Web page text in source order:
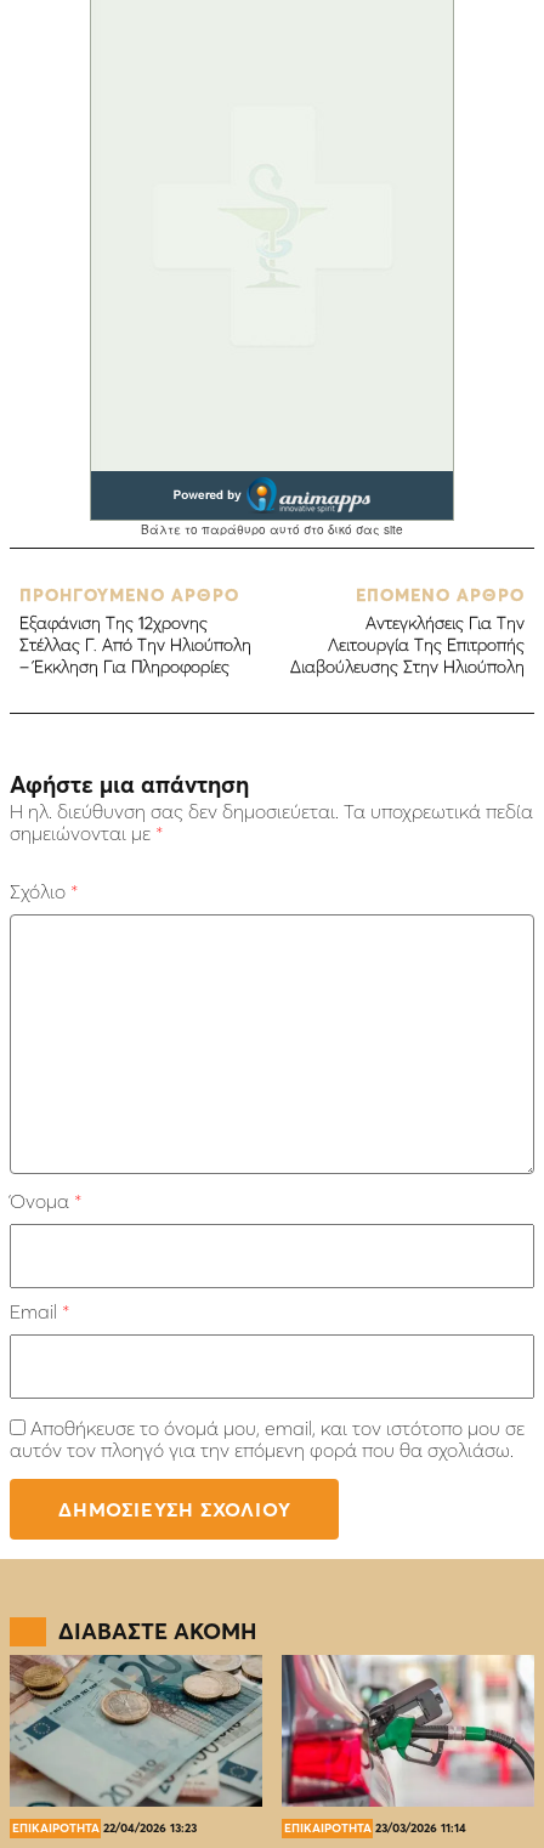
ΠΡΟΗΓΟΥΜΕΝΟ ΑΡΘΡΟ
Eξαφάνιση Της 12χρονης
Στέλλας Γ. Από Την Ηλιούπολη
– Έκκληση Για Πληροφορίες
ΕΠΟΜΕΝΟ ΑΡΘΡΟ
Αντεγκλήσεις Για Την
Λειτουργία Της Επιτροπής
Διαβούλευσης Στην Ηλιούπολη
Αφήστε μια απάντηση
Η ηλ. διεύθυνση σας δεν δημοσιεύεται. Τα υποχρεωτικά πεδία
σημειώνονται με *
Σχόλιο *
Όνομα *
Email *
Αποθήκευσε το όνομά μου, email, και τον ιστότοπο μου σε
αυτόν τον πλοηγό για την επόμενη φορά που θα σχολιάσω.
ΔΙΑΒΑΣΤΕ ΑΚΟΜΗ
ΕΠΙΚΑΙΡΟΤΗΤΑ 22/04/2026 13:23 ΕΠΙΚΑΙΡΟΤΗΤΑ 23/03/2026 11:14